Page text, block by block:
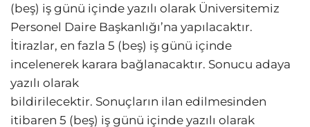
(beş) iş günü içinde yazılı olarak Üniversitemiz
Personel Daire Başkanlığı’na yapılacaktır.
İtirazlar, en fazla 5 (beş) iş günü içinde
incelenerek karara bağlanacaktır. Sonucu adaya
yazılı olarak
bildirilecektir. Sonuçların ilan edilmesinden
itibaren 5 (beş) iş günü içinde yazılı olarak